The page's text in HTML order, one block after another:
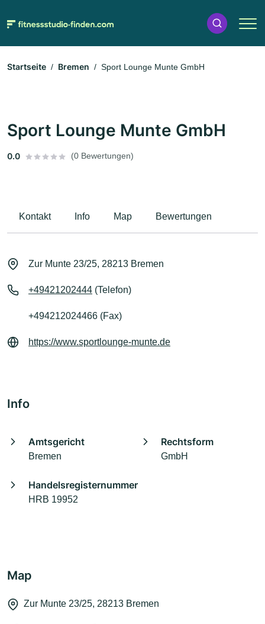
Startseite Bremen Sport Lounge Munte GmbH
Sport Lounge Munte GmbH
0.0 (0 Bewertungen)
Kontakt Info Map Bewertungen
Zur Munte 23/25, 28213 Bremen
+49421202444 (Telefon)
+494212024466 (Fax)
https://www.sportlounge-munte.de
Info
Amtsgericht
Bremen
Rechtsform
GmbH
Handelsregisternummer
HRB 19952
Map
Zur Munte 23/25, 28213 Bremen